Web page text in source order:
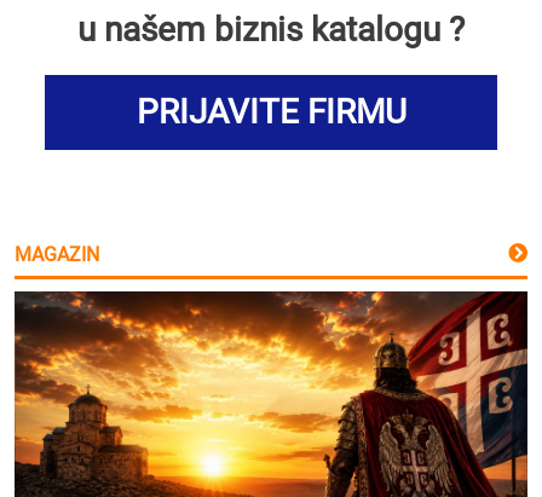
u našem biznis katalogu ?
PRIJAVITE FIRMU
MAGAZIN